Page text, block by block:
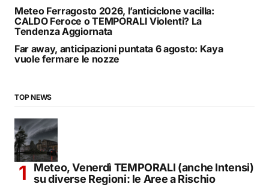
Meteo Ferragosto 2026, l’anticiclone vacilla:
CALDO Feroce o TEMPORALI Violenti? La
Tendenza Aggiornata
Far away, anticipazioni puntata 6 agosto: Kaya
vuole fermare le nozze
TOP NEWS
Meteo, Venerdì TEMPORALI (anche Intensi)
su diverse Regioni: le Aree a Rischio